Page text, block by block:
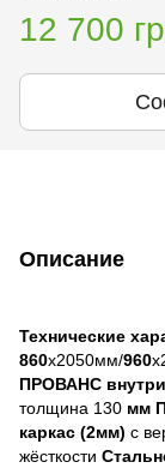
12 700
Описание
Технические
860х2050мм/960
ПРОВАНС внутри
толщина 130 мм
каркас (2мм) с
жёсткости